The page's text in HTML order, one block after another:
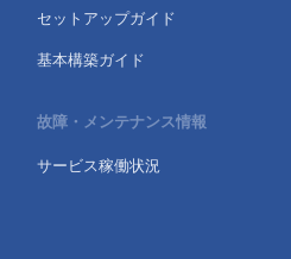
セットアップガイド
基本構築ガイド
故障・メンテナンス情報
サービス稼働状況